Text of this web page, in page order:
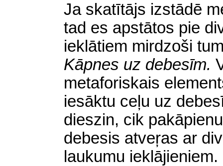
Ja skatītājs izstādē
tad es apstātos pie
ieklātiem mirdzoši
Kāpnes uz debesīm.
metaforiskais
iesāktu ceļu uz
dieszin, cik
debesis atveŗas ar
laukumu ieklājieniem.